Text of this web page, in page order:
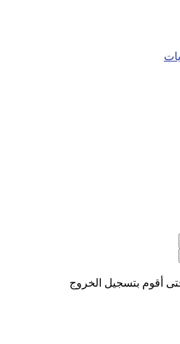
أقوم بتسجيل الخروج